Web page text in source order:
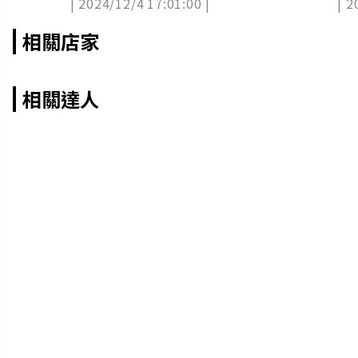
相關店家
相關達人